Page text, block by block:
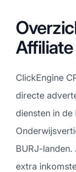
ClickEngine
directe
diensten in de
BURJ-
extra